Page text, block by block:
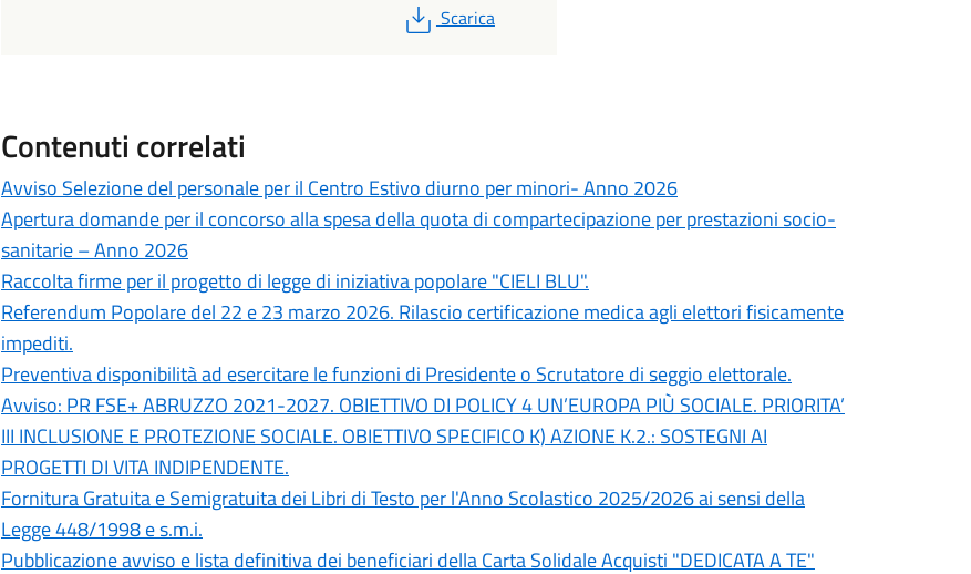
PDF
Scarica
Contenuti correlati
Avviso Selezione del personale per il Centro Estivo diurno per minori- Anno 2026
Apertura domande per il concorso alla spesa della quota di compartecipazione per prestazioni socio-
sanitarie – Anno 2026
Raccolta firme per il progetto di legge di iniziativa popolare "CIELI BLU".
Referendum Popolare del 22 e 23 marzo 2026. Rilascio certificazione medica agli elettori fisicamente
impediti.
Preventiva disponibilità ad esercitare le funzioni di Presidente o Scrutatore di seggio elettorale.
Avviso: PR FSE+ ABRUZZO 2021-2027. OBIETTIVO DI POLICY 4 UN’EUROPA PIÙ SOCIALE. PRIORITA’
III INCLUSIONE E PROTEZIONE SOCIALE. OBIETTIVO SPECIFICO K) AZIONE K.2.: SOSTEGNI AI
PROGETTI DI VITA INDIPENDENTE.
Fornitura Gratuita e Semigratuita dei Libri di Testo per l'Anno Scolastico 2025/2026 ai sensi della
Legge 448/1998 e s.m.i.
Pubblicazione avviso e lista definitiva dei beneficiari della Carta Solidale Acquisti "DEDICATA A TE"